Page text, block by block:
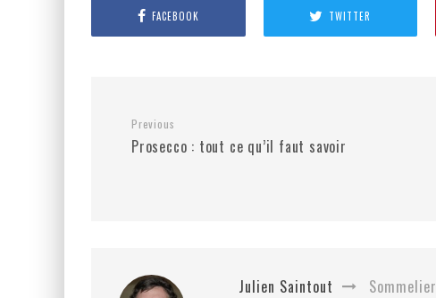
FACEBOOK TWITTER
Previous
Prosecco : tout ce qu’il faut savoir
Julien Saintout Sommelier